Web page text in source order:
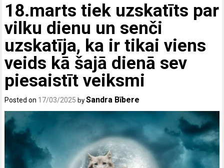
18.marts tiek uzskatīts par
vilku dienu un senči
uzskatīja, ka ir tikai viens
veids kā šajā dienā sev
piesaistīt veiksmi
Posted on 17/03/2025 bySandra Bībere